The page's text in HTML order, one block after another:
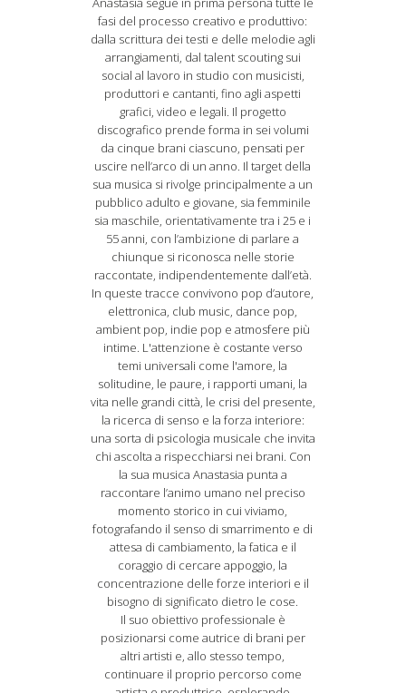
fasi del processo creativo e produttivo:
dalla scrittura dei testi e delle melodie agli
arrangiamenti, dal talent scouting sui
social al lavoro in studio con musicisti,
produttori e cantanti, fino agli aspetti
grafici, video e legali. Il progetto
discografico prende forma in sei volumi
da cinque brani ciascuno, pensati per
uscire nell’arco di un anno. Il target della
sua musica si rivolge principalmente a un
pubblico adulto e giovane, sia femminile
sia maschile, orientativamente tra i 25 e i
55 anni, con l’ambizione di parlare a
chiunque si riconosca nelle storie
raccontate, indipendentemente dall’età.
In queste tracce convivono pop d’autore,
elettronica, club music, dance pop,
ambient pop, indie pop e atmosfere più
intime. L'attenzione è costante verso
temi universali come l'amore, la
solitudine, le paure, i rapporti umani, la
vita nelle grandi città, le crisi del presente,
la ricerca di senso e la forza interiore:
una sorta di psicologia musicale che invita
chi ascolta a rispecchiarsi nei brani. Con
la sua musica Anastasia punta a
raccontare l’animo umano nel preciso
momento storico in cui viviamo,
fotografando il senso di smarrimento e di
attesa di cambiamento, la fatica e il
coraggio di cercare appoggio, la
concentrazione delle forze interiori e il
bisogno di significato dietro le cose.
Il suo obiettivo professionale è
posizionarsi come autrice di brani per
altri artisti e, allo stesso tempo,
continuare il proprio percorso come